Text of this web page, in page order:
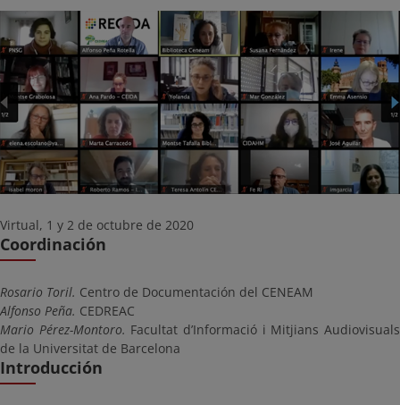
Virtual, 1 y 2 de octubre de 2020
Coordinación
Rosario Toril. Centro de Documentación del CENEAM
Alfonso Peña. CEDREAC
Mario Pérez-Montoro. Facultat d’Informació i Mitjians Audiovisuals
de la Universitat de Barcelona
Introducción